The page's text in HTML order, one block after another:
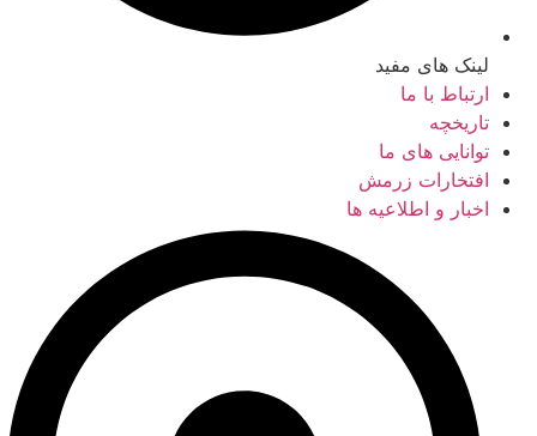
لینک های مفید
ارتباط با ما
تاریخچه
توانایی های ما
افتخارات زرمش
اخبار و اطلاعیه ها